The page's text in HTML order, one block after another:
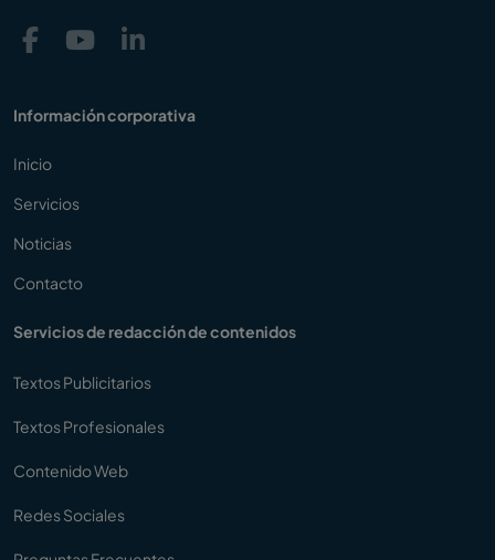
Información corporativa
Inicio
Servicios
Noticias
Contacto
Servicios de redacción de contenidos
Textos Publicitarios
Textos Profesionales
Contenido Web
Redes Sociales